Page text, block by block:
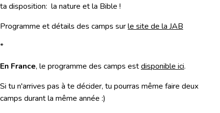
ta disposition: la nature et la Bible !
Programme et détails des camps surle site de la JAB
*
En France, le programme des camps estdisponible ici.
Si tu n'arrives pas à te décider, tu pourras même faire deux
camps durant la même année :)